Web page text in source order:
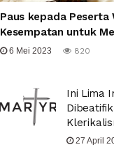
Paus kepada Peserta
Kesempatan untuk
6 Mei 2023 820
Ini Lima
27 April